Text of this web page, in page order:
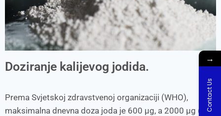
Doziranje kalijevog jodida.
Prema Svjetskoj zdravstvenoj organizaciji (WHO),
maksimalna dnevna doza joda je 600 µg, a 2000 µg (2
→
Contact Us